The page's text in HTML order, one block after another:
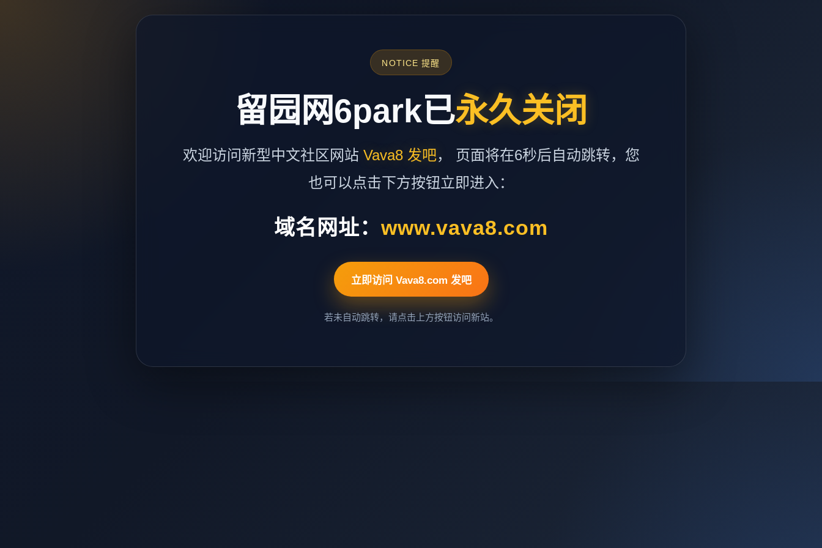
NOTICE 提醒
留园网6park已永久关闭
欢迎访问新型中文社区网站 Vava8 发吧， 页面将在6秒后自动跳转，您
也可以点击下方按钮立即进入：
域名网址： www.vava8.com
立即访问 Vava8.com 发吧
若未自动跳转，请点击上方按钮访问新站。